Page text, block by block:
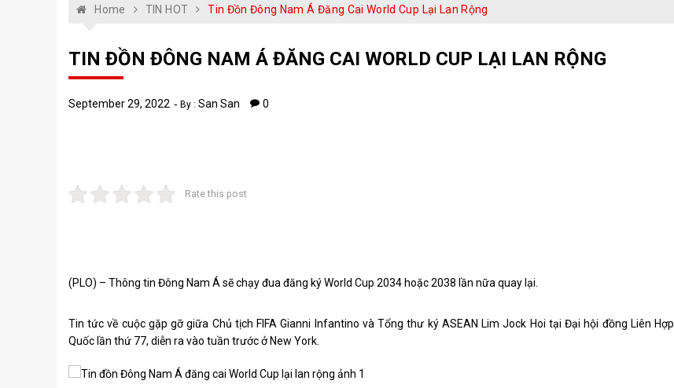
Home TIN HOT Tin Đồn Đông Nam Á Đăng Cai World Cup Lại Lan Rộng
TIN ĐỒN ĐÔNG NAM Á ĐĂNG CAI WORLD CUP LẠI LAN RỘNG
September 29, 2022 By : San San 0
Rate this post
(PLO) – Thông tin Đông Nam Á sẽ chạy đua đăng ký World Cup 2034 hoặc 2038 lần nữa quay lại.
Tin tức về cuộc gặp gỡ giữa Chủ tịch FIFA Gianni Infantino và Tổng thư ký ASEAN Lim Jock Hoi tại Đại hội đồng Liên Hợp
Quốc lần thứ 77, diễn ra vào tuần trước ở New York.